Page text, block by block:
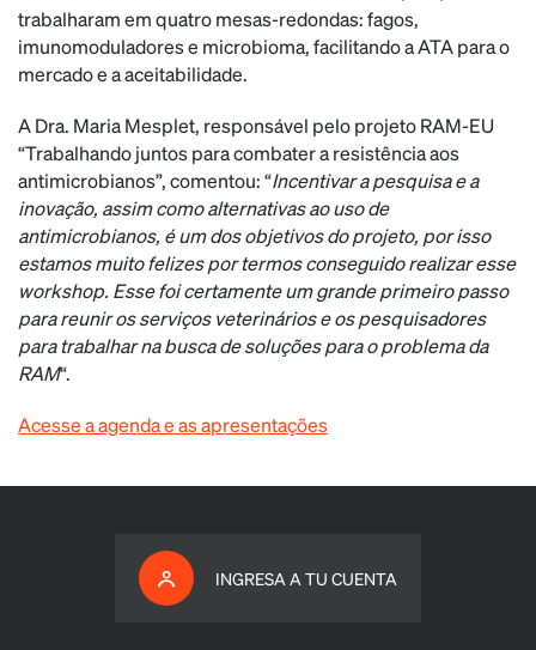
trabalharam em quatro mesas-redondas: fagos,
imunomoduladores e microbioma, facilitando a ATA para o
mercado e a aceitabilidade.
A Dra. Maria Mesplet, responsável pelo projeto RAM-EU
“Trabalhando juntos para combater a resistência aos
antimicrobianos”, comentou: “Incentivar a pesquisa e a
inovação, assim como alternativas ao uso de
antimicrobianos, é um dos objetivos do projeto, por isso
estamos muito felizes por termos conseguido realizar esse
workshop. Esse foi certamente um grande primeiro passo
para reunir os serviços veterinários e os pesquisadores
para trabalhar na busca de soluções para o problema da
RAM“.
Acesse a agenda e as apresentações
INGRESA A TU CUENTA